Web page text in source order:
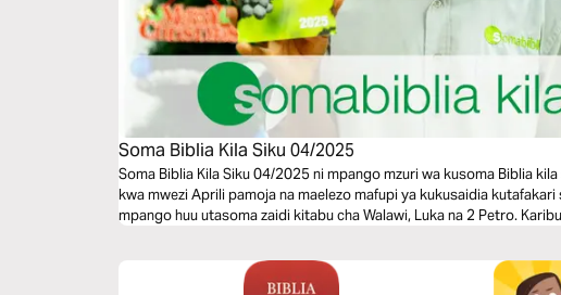
Soma Biblia Kila Siku 04/2025
Soma Biblia Kila Siku 04/2025 ni mpango mzuri wa kusoma Biblia
kwa mwezi Aprili pamoja na maelezo mafupi ya kukusaidia
mpango huu utasoma zaidi kitabu cha Walawi, Luka na 2 Petro.